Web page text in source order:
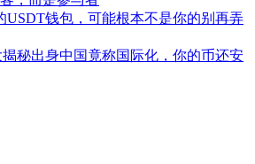
USDT钱包，可能根本不是你的别再弄
秘出身中国竟称国际化，你的币还安